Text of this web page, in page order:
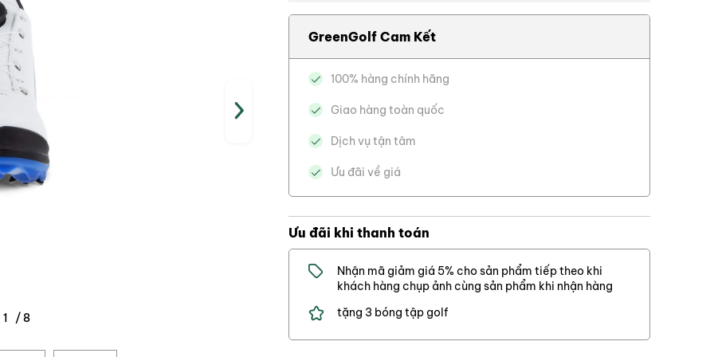
1 /8
/
/ 1/0
GreenGolf Cam Kết
100% hàng chính hãng
Giao hàng toàn quốc
Dịch vụ tận tâm
Ưu đãi về giá
Ưu đãi khi thanh toán
Nhận mã giảm giá 5% cho sản phẩm tiếp theo khi
khách hàng chụp ảnh cùng sản phẩm khi nhận hàng
tặng 3 bóng tập golf